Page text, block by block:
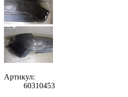
Артикул:
60310453